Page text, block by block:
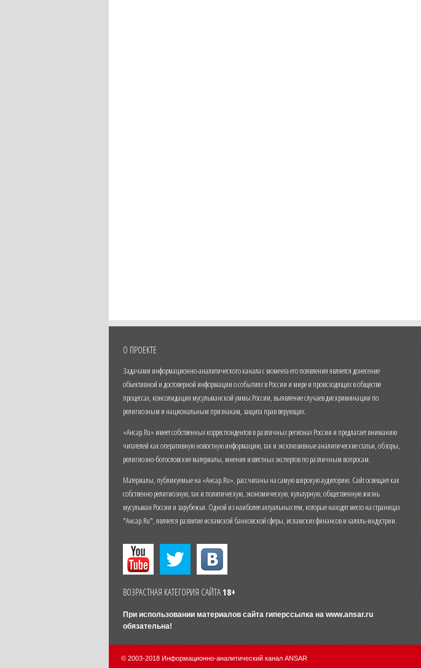
О ПРОЕКТЕ
Задачами информационно-аналитического канала с момента его появления является донесение
объективной и достоверной информации о событиях в России и мире и происходящих в обществе
процессах, консолидация мусульманской уммы России, выявление случаев дискриминации по
религиозным и национальным признакам, защита прав верующих.
«Ансар.Ru» имеет собственных корреспондентов в различных регионах России и предлагает вниманию
читателей как оперативную новостную информацию, так и эксклюзивные аналитические статьи, обзоры,
религиозно-богословские материалы, мнения известных экспертов по различным вопросам.
Материалы, публикуемые на «Ансар.Ru», рассчитаны на самую широкую аудиторию. Сайт освещает как
собственно религиозную, так и политическую, экономическую, культурную, общественную жизнь
мусульман России и зарубежья. Одной из наиболее актуальных тем, которые находят место на страницах
"Ансар.Ru", является развитие исламской банковской сферы, исламских финансов и халяль-индустрии.
ВОЗРАСТНАЯ КАТЕГОРИЯ САЙТА18+
При использовании материалов сайта гиперссылка на www.ansar.ru
обязательна!
© 2003-2018 Информационно-аналитический канал ANSAR